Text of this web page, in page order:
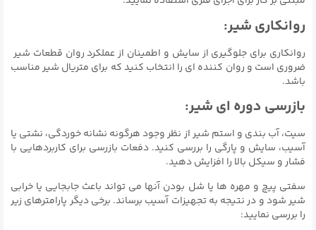
روانکاری شیر:
روانکاری برای جلوگیری از سایش و اطمینان از عملکرد روان قطعات شیر ​​
ضروری است و روان کننده ای را انتخاب کنید که برای متریال شیر مناسب
باشد.
بازرسی دوره ای شیر:
سیت، آب بندی و استم شیر از نظر وجود هرگونه نشانه خوردگی، نشتی یا
آسیب، سایش و پارگی را بررسی کنید. دفعات بازرسی برای کاربردهایی با
فشار و سیکل بالا را افزایش دهید.
سفتی پیچ و مهره ها یا شل بودن آنها می تواند باعث جابجایی یا خرابی
شیر شود و در نتیجه به تجهیزات آسیب برساند. برخی دیگر پارامترهای زیر
را بررسی نمایید: